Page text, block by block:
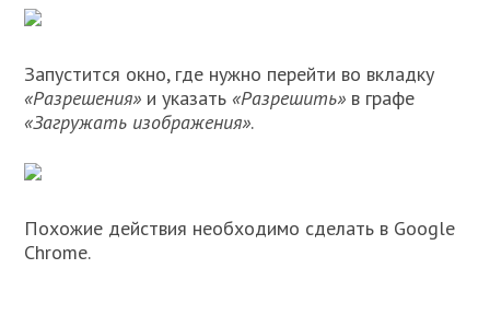
Запустится окно, где нужно перейти во вкладку
«Разрешения» и указать«Разрешить» в графе
«Загружать изображения».
Похожие действия необходимо сделать в Google
Chrome.